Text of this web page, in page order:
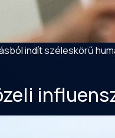
indít széleskörű